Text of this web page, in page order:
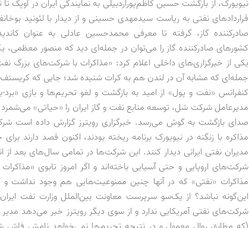
قراردادهای نفتی به ریاست سید‌مهدی حسینی و از دیدار با لئونید
صادرکننده گاز، گرفته تا معرفی محمدحسین عادلی به عنوان
کشورهای صادرکننده گاز را می‌توان در جمله‌ای دید که منصور معظمی،
یکی از خبرگزاری‌های داخلی اعلام کرد: «مذاکرات با شرکت‌های بزرگ
جمله‌ای که مشابه آن در لندن هم به کرات شنیده شد؛ جایی که کریستف
کنفرانس «نفت و پول» از امید به بازگشت و لغو تحریم‌ها و بازی «برد-
مدیرعامل شرکت شل، توسعه منابع نفت و گاز ایران را «حیاتی»
صدای بازگشت به گوش می‌رسد. خبرگزاری رویترز گزارش داده است
مذاکره با زنگنه در نیویورک برنامه ریخته بودند، اکنون قصد دارند
مدیران نفتی ایرانی دیدار کنند. این شرکت‌ها در تمامی سال‌های بعد از
شرکت‌های اروپایی و حتی آسیایی باخته‌اند و اگر امروز تابوی
مذاکرات «نفتی» که در آنها چنین ممنوعیت‌هایی هم وجود نداشت و
این‌گونه نباشد؟ از یک‌سو سرپرست معاونت بین‌الملل وزارت نفت
شرکت‌های نفتی آمریکایی ندارد و از سوی دیگر رویترز خبر می‌دهد